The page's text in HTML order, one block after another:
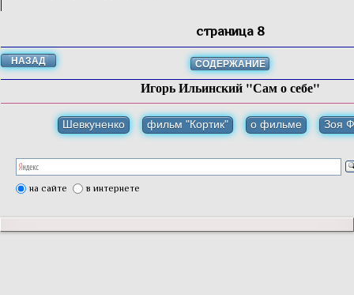
страница 8
НАЗАД СОДЕРЖАНИЕ
Игорь Ильинский "Сам о себе"
Шевкуненко фильм "Кортик" о фильме Зоя
на сайте в интернете